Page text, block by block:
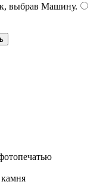
выбрав Машину.
камня